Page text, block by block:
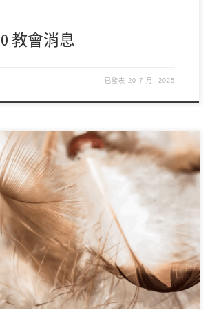
教會消息
已發表 20 7 月, 2025
外大使，忠心履行神交付他的任務，向來以
名。在中國任職期間，金長 […]